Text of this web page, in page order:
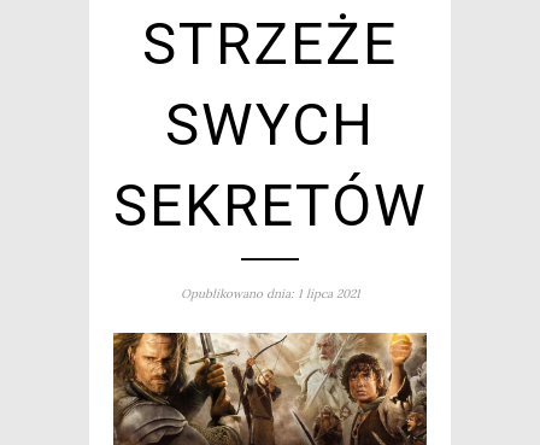
STRZEŻE
SWYCH
SEKRETÓW
Opublikowano dnia: 1 lipca 2021